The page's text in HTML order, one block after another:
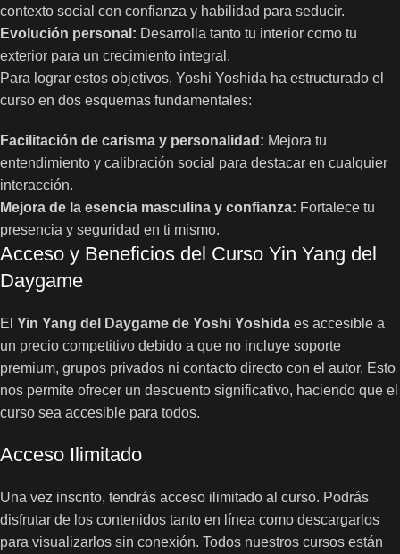
contexto social con confianza y habilidad para seducir.
Evolución personal: Desarrolla tanto tu interior como tu
exterior para un crecimiento integral.
Para lograr estos objetivos, Yoshi Yoshida ha estructurado el
curso en dos esquemas fundamentales:
Facilitación de carisma y personalidad: Mejora tu
entendimiento y calibración social para destacar en cualquier
interacción.
Mejora de la esencia masculina y confianza: Fortalece tu
presencia y seguridad en ti mismo.
Acceso y Beneficios del Curso Yin Yang del
Daygame
El Yin Yang del Daygame de Yoshi Yoshida es accesible a
un precio competitivo debido a que no incluye soporte
premium, grupos privados ni contacto directo con el autor. Esto
nos permite ofrecer un descuento significativo, haciendo que el
curso sea accesible para todos.
Acceso Ilimitado
Una vez inscrito, tendrás acceso ilimitado al curso. Podrás
disfrutar de los contenidos tanto en línea como descargarlos
para visualizarlos sin conexión. Todos nuestros cursos están